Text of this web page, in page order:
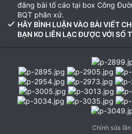
đăng bài tố cáo tại box Công
BQT phân xử.
HÃY BÌNH LUẬN VÀO BÀI VIẾT
BẠN KO LIÊN LẠC ĐƯỢC VỚI SỐ
Chỉnh sửa